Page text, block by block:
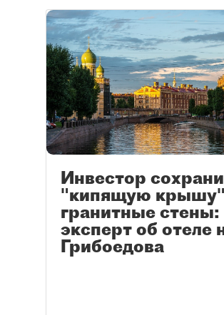
Инвестор
"кипящую
гранитные стены:
эксперт об отеле
Грибоедова